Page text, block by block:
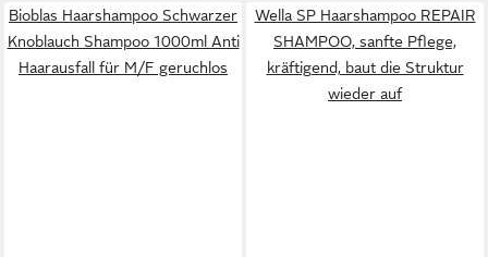
Bioblas Haarshampoo Schwarzer
Knoblauch Shampoo 1000ml Anti
Haarausfall für M/F geruchlos
Wella SP Haarshampoo REPAIR
SHAMPOO, sanfte Pflege,
kräftigend, baut die Struktur
wieder auf